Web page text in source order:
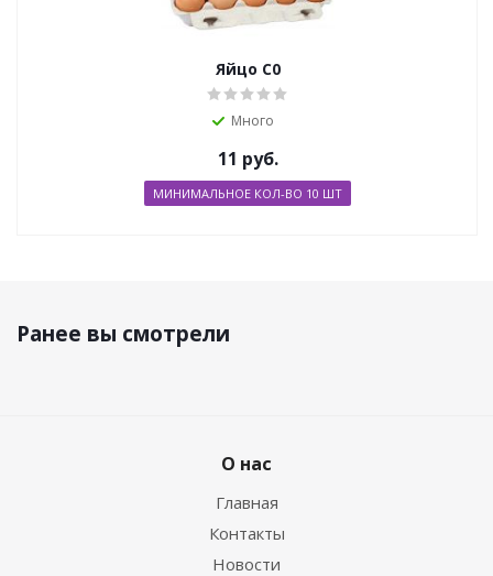
Яйцо С0
Много
11 руб.
МИНИМАЛЬНОЕ КОЛ-ВО 10 ШТ
Ранее вы смотрели
О нас
Главная
Контакты
Новости